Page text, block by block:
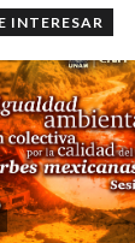
INTERESAR